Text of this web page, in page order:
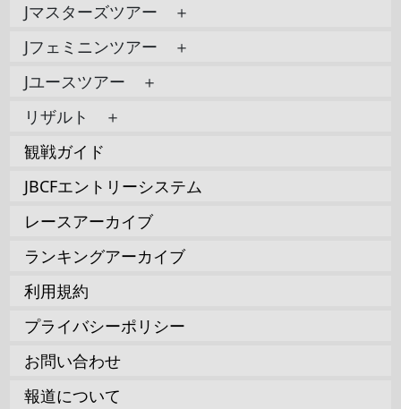
Jマスターズツアー ＋
Jフェミニンツアー ＋
Jユースツアー ＋
リザルト ＋
観戦ガイド
JBCFエントリーシステム
レースアーカイブ
ランキングアーカイブ
利用規約
プライバシーポリシー
お問い合わせ
報道について